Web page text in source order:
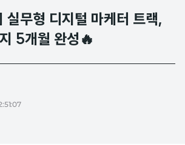
무형 디지털 마케터 트랙,
5개월 완성🔥